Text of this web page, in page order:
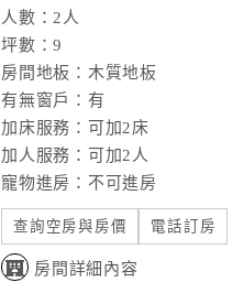
人數：2人
坪數：9
房間地板：木質地板
有無窗戶：有
加床服務：可加2床
加人服務：可加2人
寵物進房：不可進房
查詢空房與房價 電話訂房
房間詳細內容